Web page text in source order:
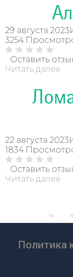
29 августа 2023
3254
Оставить
Читать далее
22 августа 2023
1834
Оставить
Читать далее
Политика